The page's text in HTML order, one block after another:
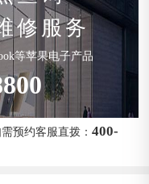
修服务
等苹果电子产品
预约客服直拨：400-